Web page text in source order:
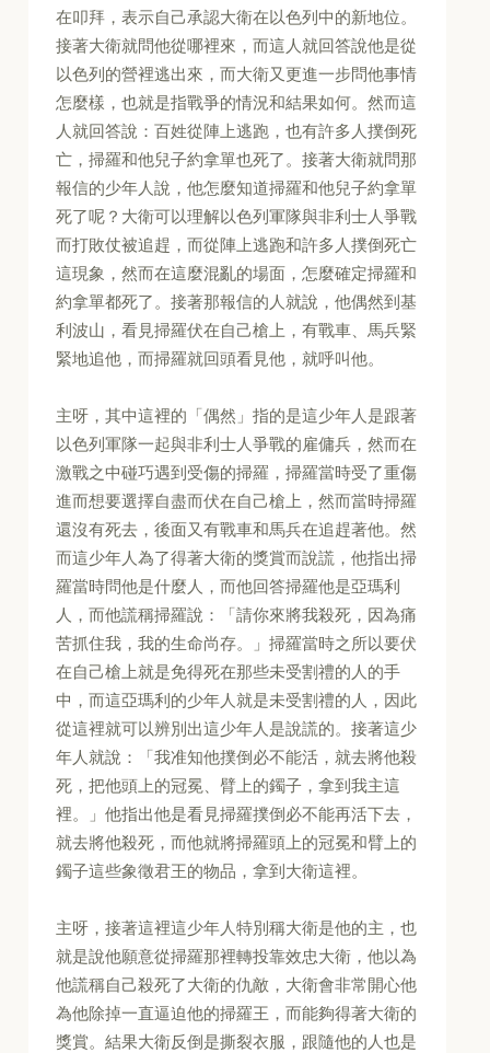
在叩拜，表示自己承認大衛在以色列中的新地位。
接著大衛就問他從哪裡來，而這人就回答說他是從
以色列的營裡逃出來，而大衛又更進一步問他事情
怎麼樣，也就是指戰爭的情況和結果如何。然而這
人就回答說：百姓從陣上逃跑，也有許多人撲倒死
亡，掃羅和他兒子約拿單也死了。接著大衛就問那
報信的少年人說，他怎麼知道掃羅和他兒子約拿單
死了呢？大衛可以理解以色列軍隊與非利士人爭戰
而打敗仗被追趕，而從陣上逃跑和許多人撲倒死亡
這現象，然而在這麼混亂的場面，怎麼確定掃羅和
約拿單都死了。接著那報信的人就說，他偶然到基
利波山，看見掃羅伏在自己槍上，有戰車、馬兵緊
緊地追他，而掃羅就回頭看見他，就呼叫他。
主呀，其中這裡的「偶然」指的是這少年人是跟著
以色列軍隊一起與非利士人爭戰的雇傭兵，然而在
激戰之中碰巧遇到受傷的掃羅，掃羅當時受了重傷
進而想要選擇自盡而伏在自己槍上，然而當時掃羅
還沒有死去，後面又有戰車和馬兵在追趕著他。然
而這少年人為了得著大衛的獎賞而說謊，他指出掃
羅當時問他是什麼人，而他回答掃羅他是亞瑪利
人，而他謊稱掃羅說：「請你來將我殺死，因為痛
苦抓住我，我的生命尚存。」掃羅當時之所以要伏
在自己槍上就是免得死在那些未受割禮的人的手
中，而這亞瑪利的少年人就是未受割禮的人，因此
從這裡就可以辨別出這少年人是說謊的。接著這少
年人就說：「我准知他撲倒必不能活，就去將他殺
死，把他頭上的冠冕、臂上的鐲子，拿到我主這
裡。」他指出他是看見掃羅撲倒必不能再活下去，
就去將他殺死，而他就將掃羅頭上的冠冕和臂上的
鐲子這些象徵君王的物品，拿到大衛這裡。
主呀，接著這裡這少年人特別稱大衛是他的主，也
就是說他願意從掃羅那裡轉投靠效忠大衛，他以為
他謊稱自己殺死了大衛的仇敵，大衛會非常開心他
為他除掉一直逼迫他的掃羅王，而能夠得著大衛的
獎賞。結果大衛反倒是撕裂衣服，跟隨他的人也是